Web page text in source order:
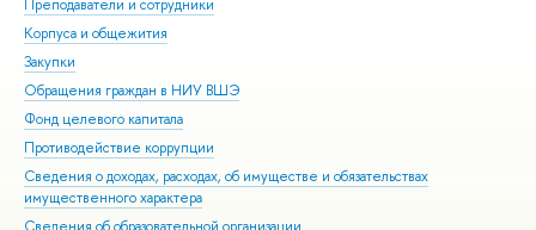
Преподаватели и сотрудники
Корпуса и общежития
Закупки
Обращения граждан в НИУ ВШЭ
Фонд целевого капитала
Противодействие коррупции
Сведения о доходах, расходах, об имуществе и обязательствах
имущественного характера
Сведения об образовательной организации